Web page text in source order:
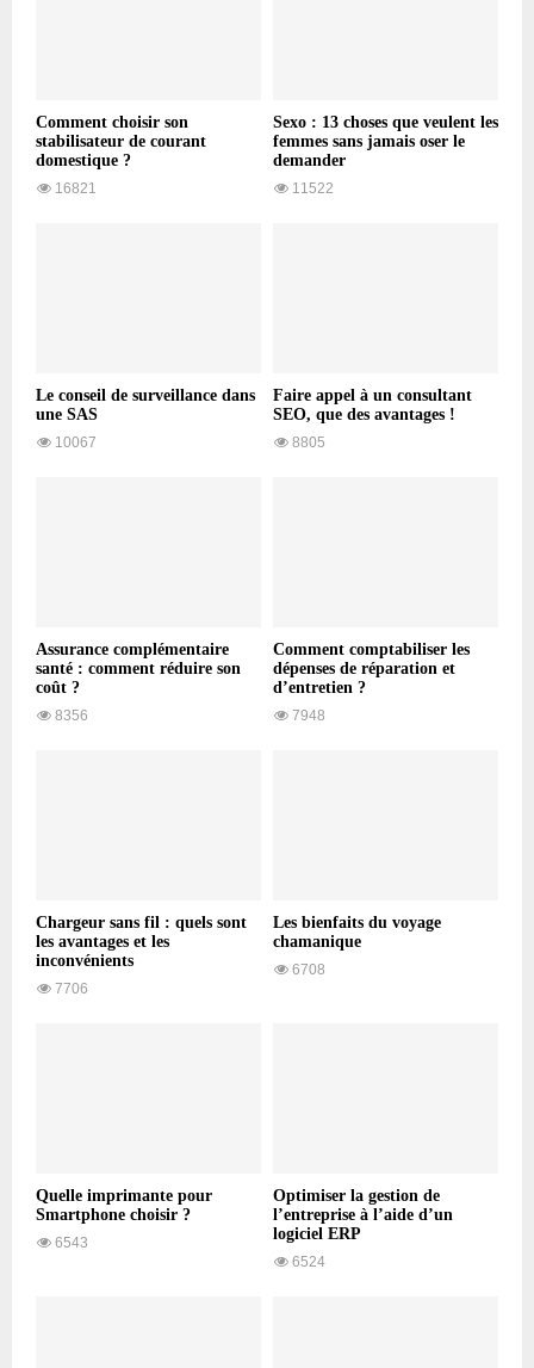
Comment choisir son
stabilisateur de courant
domestique ?
16821
Sexo : 13 choses que veulent les
femmes sans jamais oser le
demander
11522
Le conseil de surveillance dans
une SAS
10067
Faire appel à un consultant
SEO, que des avantages !
8805
Assurance complémentaire
santé : comment réduire son
coût ?
8356
Comment comptabiliser les
dépenses de réparation et
d’entretien ?
7948
Chargeur sans fil : quels sont
les avantages et les
inconvénients
7706
Les bienfaits du voyage
chamanique
6708
Quelle imprimante pour
Smartphone choisir ?
6543
Optimiser la gestion de
l’entreprise à l’aide d’un
logiciel ERP
6524